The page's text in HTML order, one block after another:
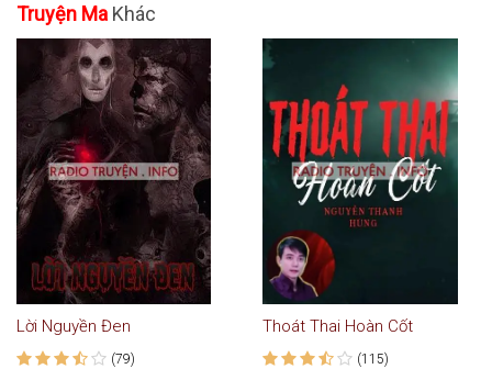
Truyện Ma Khác
Lời Nguyền Đen
(79)
Thoát Thai Hoàn Cốt
(115)